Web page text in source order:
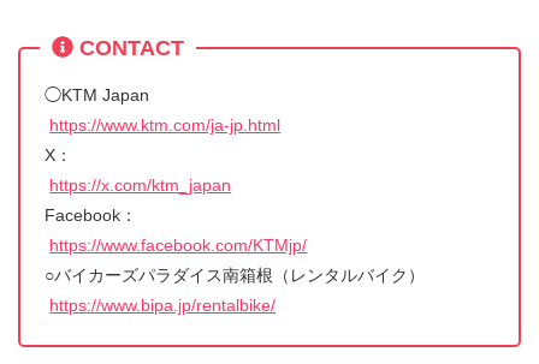
CONTACT
◯KTM Japan
https://www.ktm.com/ja-jp.html
X：
https://x.com/ktm_japan
Facebook：
https://www.facebook.com/KTMjp/
○バイカーズパラダイス南箱根（レンタルバイク）
https://www.bipa.jp/rentalbike/